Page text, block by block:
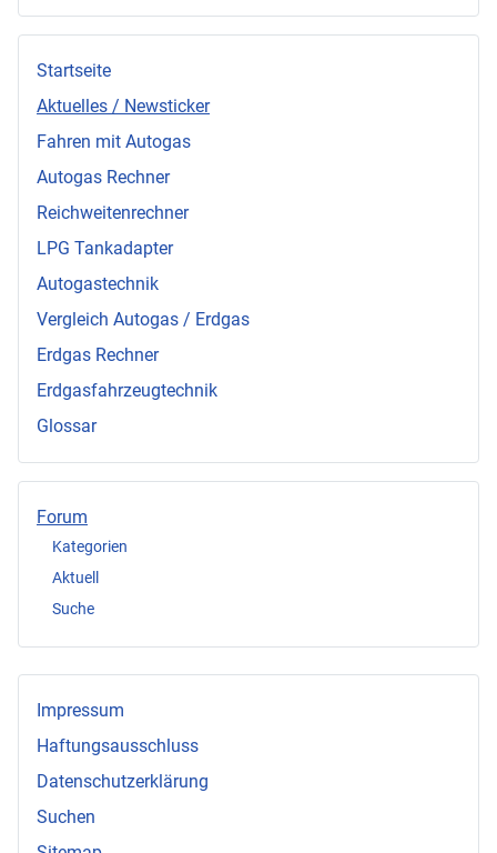
Startseite
Aktuelles / Newsticker
Fahren mit Autogas
Autogas Rechner
Reichweitenrechner
LPG Tankadapter
Autogastechnik
Vergleich Autogas / Erdgas
Erdgas Rechner
Erdgasfahrzeugtechnik
Glossar
Forum
Kategorien
Aktuell
Suche
Impressum
Haftungsausschluss
Datenschutzerklärung
Suchen